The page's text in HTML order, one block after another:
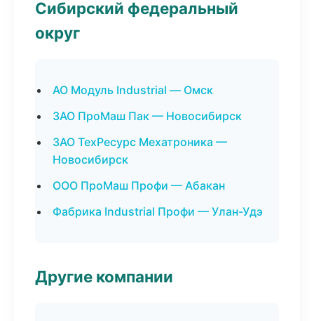
Сибирский федеральный
округ
АО Модуль Industrial — Омск
ЗАО ПроМаш Пак — Новосибирск
ЗАО ТехРесурс Мехатроника —
Новосибирск
ООО ПроМаш Профи — Абакан
Фабрика Industrial Профи — Улан-Удэ
Другие компании